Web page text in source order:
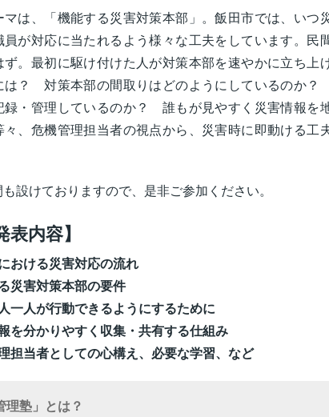
マは、「機能する災害対策本部」。飯田市では、いつ
員が対応に当たれるよう様々な工夫をしています。民
ず。最初に駆け付けた人が対策本部を速やかに立ち上
は？ 対策本部の間取りはどのようにしているのか
録・管理しているのか？ 誰もが見やすく災害情報を
々、危機管理担当者の視点から、災害時に即動ける工
設けておりますので、是非ご参加ください。
表内容】
おける災害対応の流れ
災害対策本部の要件
一人が行動できるようにするために
を分かりやすく収集・共有する仕組み
担当者としての心構え、必要な学習、など
理塾」とは？